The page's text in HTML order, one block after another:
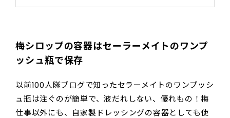
梅シロップの容器はセーラーメイトのワンプ
ッシュ瓶で保存
以前100人隊ブログで知ったセラーメイトのワンプッシ
ュ瓶は注ぐのが簡単で、液だれしない、優れもの！梅
仕事以外にも、自家製ドレッシングの容器としても使